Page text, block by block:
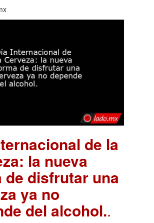
de la
la nueva
de disfrutar una
ya no
del alcohol..